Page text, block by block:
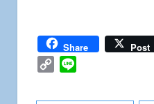
Share Post
Copy